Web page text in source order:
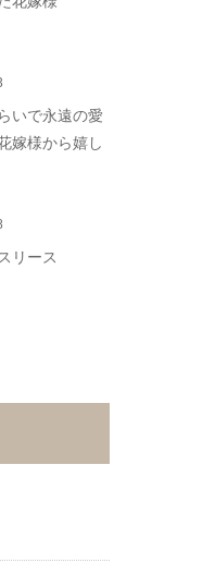
いで永遠の愛
嫁様から嬉し
リース